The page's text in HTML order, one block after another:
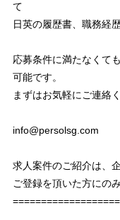
て
日英の履歴書、職務経
応募条件に満たなくて
可能です。
まずはお気軽にご連絡
info@persolsg.com
求人案件のご紹介は、
ご登録を頂いた方にの